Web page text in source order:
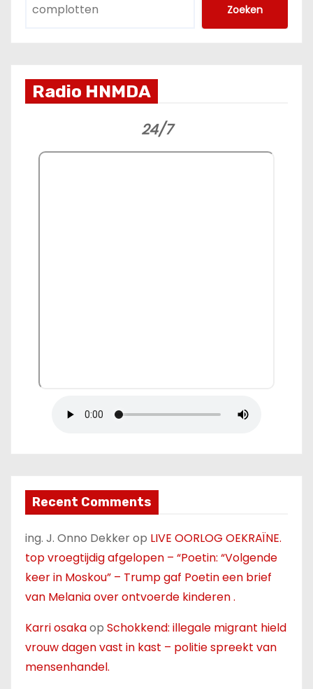
Zoeken
Radio HNMDA
24/7
Recent Comments
ing. J. Onno Dekkerop LIVE OORLOG OEKRAÏNE.
top vroegtijdig afgelopen – “Poetin: “Volgende
keer in Moskou” – Trump gaf Poetin een brief
van Melania over ontvoerde kinderen .
Karri osakaop Schokkend: illegale migrant hield
vrouw dagen vast in kast – politie spreekt van
mensenhandel.